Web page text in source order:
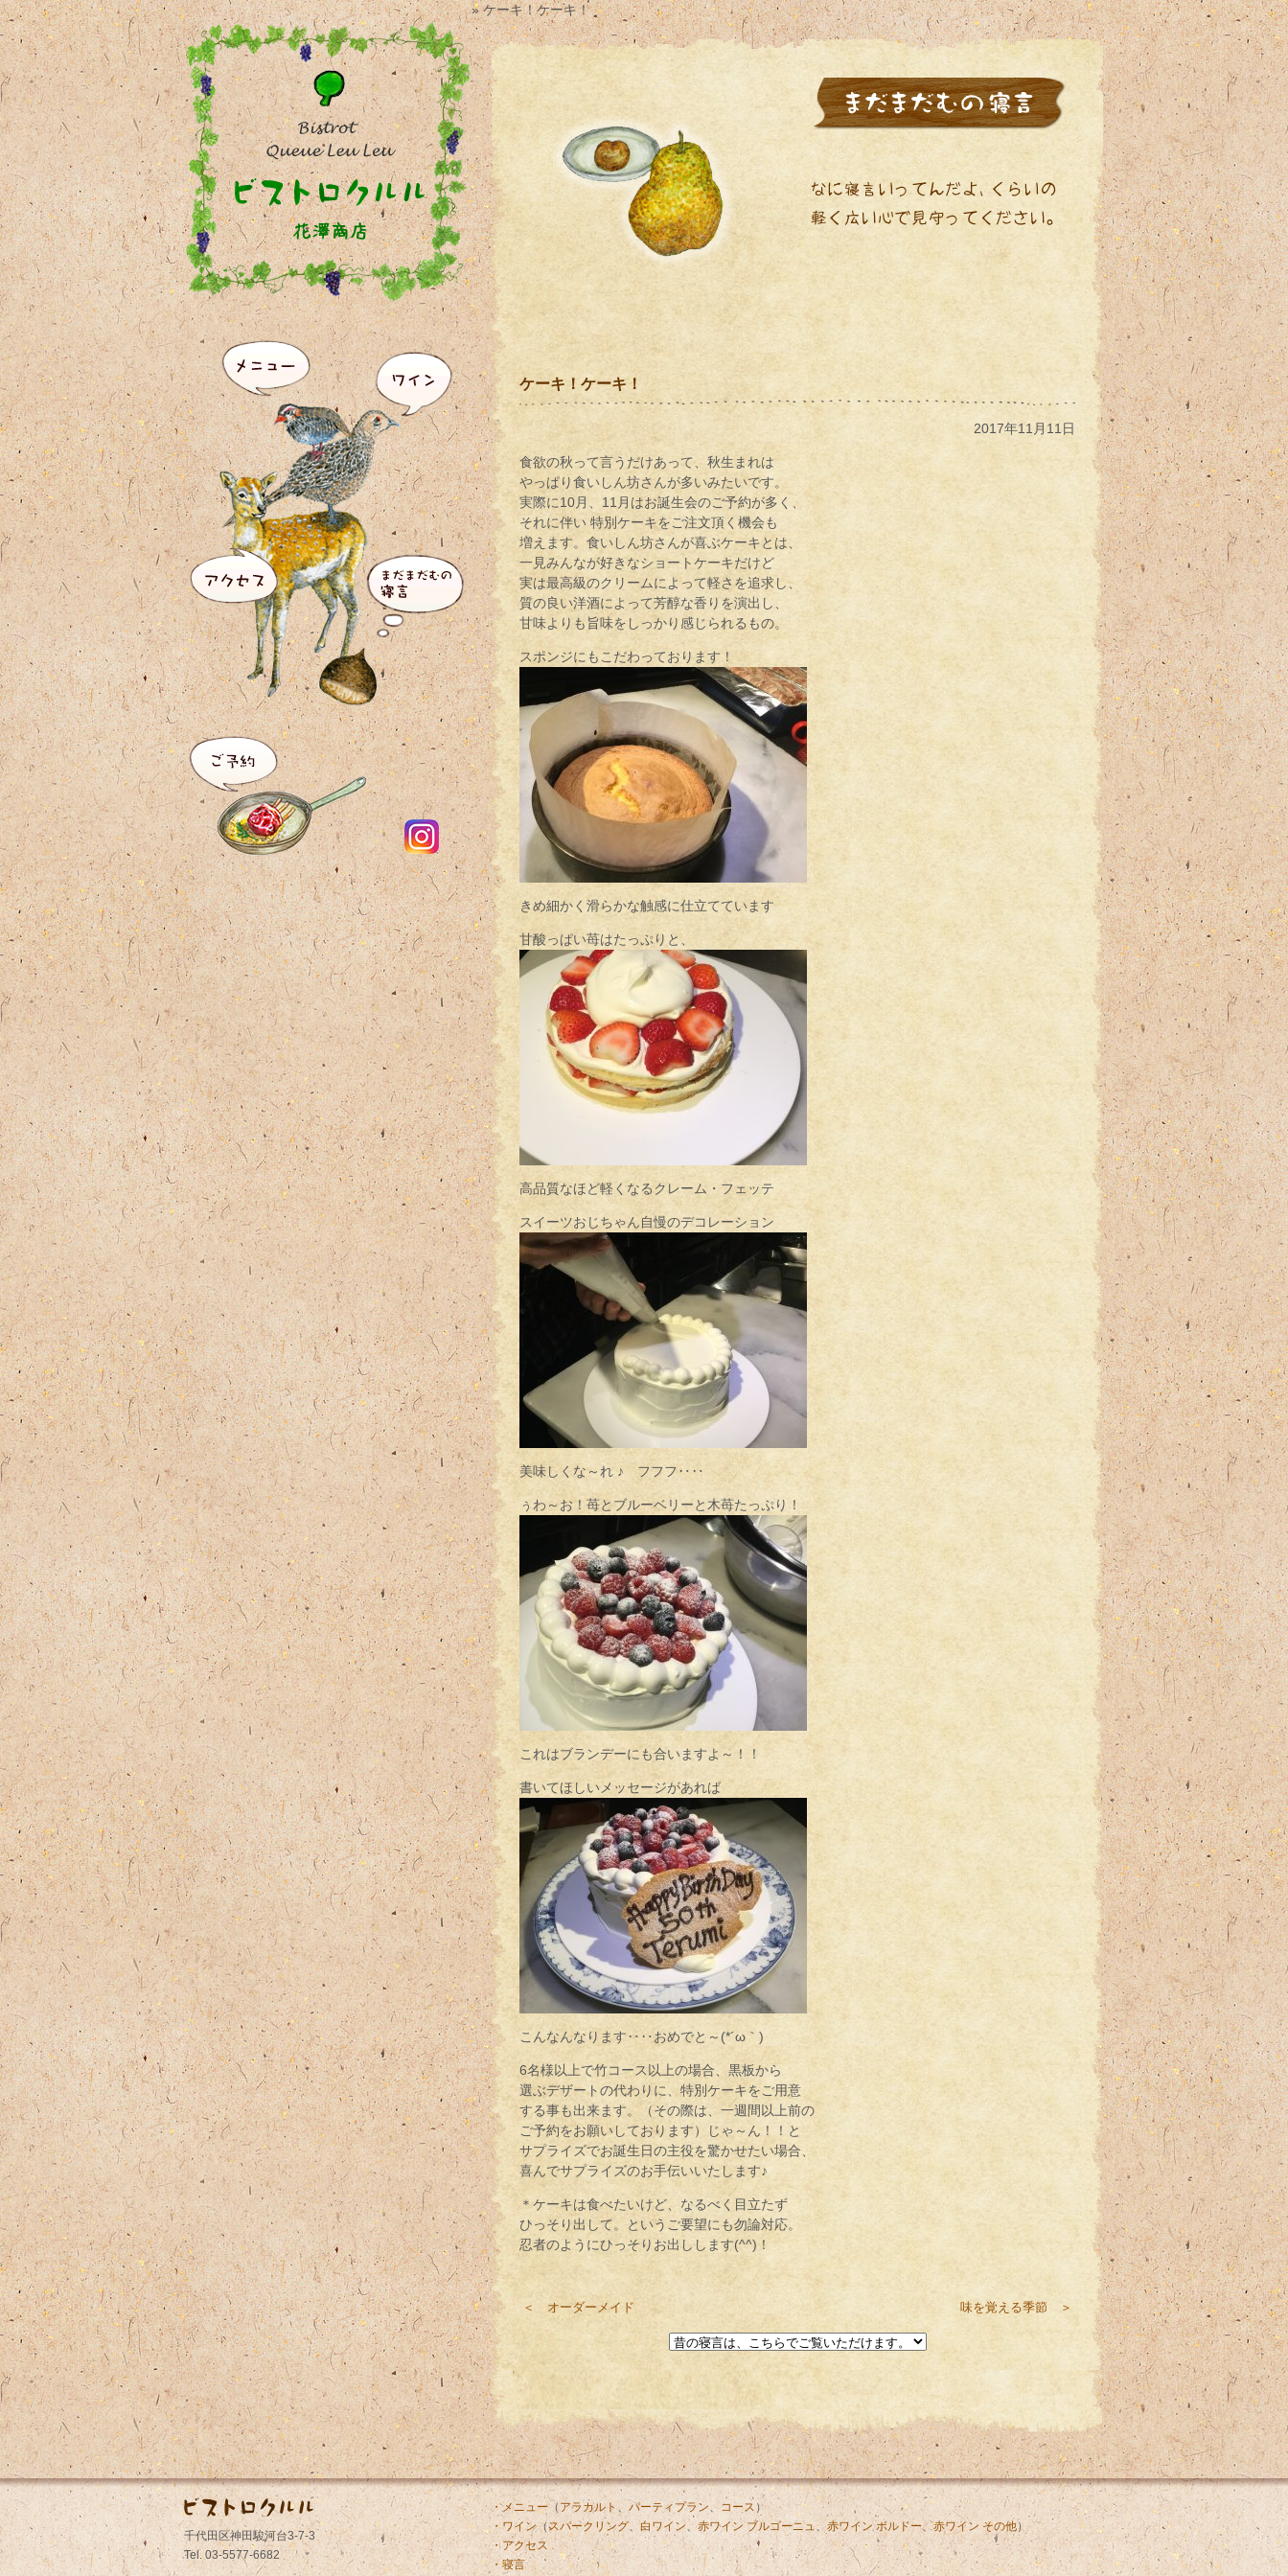
» ケーキ！ケーキ！
ケーキ！ケーキ！
2017年11月11日
食欲の秋って言うだけあって、秋生まれは
やっぱり食いしん坊さんが多いみたいです。
実際に10月、11月はお誕生会のご予約が多く、
それに伴い 特別ケーキをご注文頂く機会も
増えます。食いしん坊さんが喜ぶケーキとは、
一見みんなが好きなショートケーキだけど
実は最高級のクリームによって軽さを追求し、
質の良い洋酒によって芳醇な香りを演出し、
甘味よりも旨味をしっかり感じられるもの。
スポンジにもこだわっております！
きめ細かく滑らかな触感に仕立てています
甘酸っぱい苺はたっぷりと、
高品質なほど軽くなるクレーム・フェッテ
スイーツおじちゃん自慢のデコレーション
美味しくな～れ ♪ フフフ‥‥
ぅわ～お！苺とブルーベリーと木苺たっぷり！
これはブランデーにも合いますよ～！！
書いてほしいメッセージがあれば
こんなんなります‥‥おめでと～(*´ω｀)
6名様以上で竹コース以上の場合、黒板から
選ぶデザートの代わりに、特別ケーキをご用意
する事も出来ます。（その際は、一週間以上前の
ご予約をお願いしております）じゃ～ん！！と
サプライズでお誕生日の主役を驚かせたい場合、
喜んでサプライズのお手伝いいたします♪
＊ケーキは食べたいけど、なるべく目立たず
ひっそり出して。というご要望にも勿論対応。
忍者のようにひっそりお出しします(^^)！
＜ オーダーメイド 味を覚える季節 ＞
千代田区神田駿河台3-7-3
Tel. 03-5577-6682
・メニュー （ アラカルト 、 パーティプラン、 コース ）
・ワイン（スパークリング、 白ワイン、赤ワイン ブルゴーニュ、 赤ワイン ボルドー、赤ワイン その他）
・アクセス
・寝言